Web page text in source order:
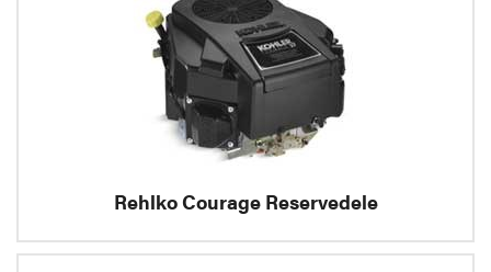
Rehlko Courage Reservedele